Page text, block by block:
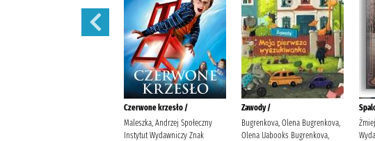
Czerwone krzesło /
Maleszka, Andrzej Społeczny
Instytut Wydawniczy Znak
Zawody /
Bugrenkova, Olena Bugrenkova,
Olena Uabooks Bugrenkova,